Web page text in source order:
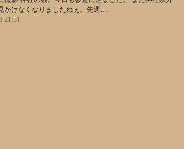
かけなくなりましたねぇ。先週…
21:51